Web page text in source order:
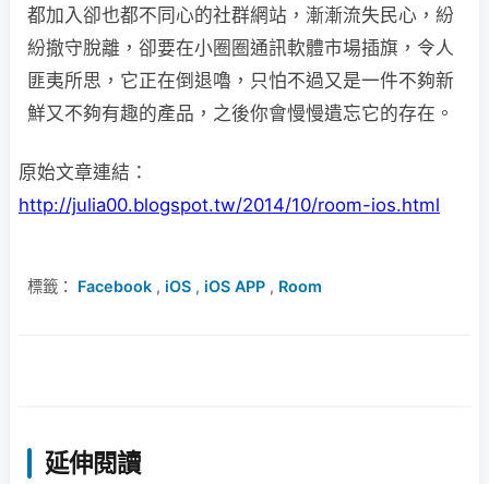
都加入卻也都不同心的社群網站，漸漸流失民心，紛
紛撤守脫離，卻要在小圈圈通訊軟體市場插旗，令人
匪夷所思，它正在倒退嚕，只怕不過又是一件不夠新
鮮又不夠有趣的產品，之後你會慢慢遺忘它的存在。
原始文章連結：
http://julia00.blogspot.tw/2014/10/room-ios.html
標籤： Facebook , iOS , iOS APP , Room
延伸閱讀